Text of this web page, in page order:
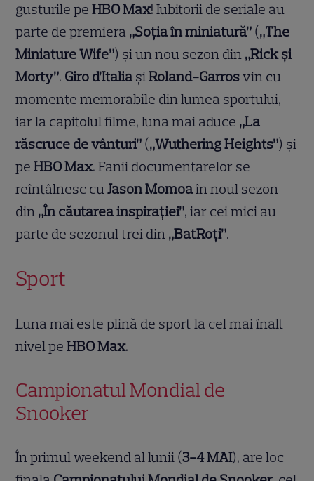
gusturile peHBO Max! Iubitorii de seriale au
parte de premiera „Soția în miniatură” („The
Miniature Wife”) și un nou sezon din „Rick și
Morty”. Giro d’Italia șiRoland-Garrosvin cu
momente memorabile din lumea sportului,
iar la capitolul filme, luna mai aduce „La
răscruce de vânturi” („Wuthering Heights”) și
peHBO Max. Fanii documentarelor se
reîntâlnesc cuJason Momoaîn noul sezon
din „În căutarea inspirației”, iar cei mici au
parte de sezonul trei din „BatRoți”.
Sport
Luna mai este plină de sport la cel mai înalt
nivel peHBO Max.
Campionatul Mondial de
Snooker
În primul weekend al lunii (3-4 MAI), are loc